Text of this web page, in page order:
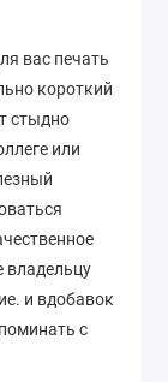
вас печать
короткий
стыдно
или
владельцу
и вдобавок
с